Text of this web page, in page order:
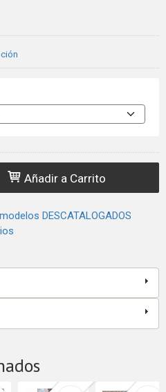
Añadir a Carrito
DESCATALOGADOS